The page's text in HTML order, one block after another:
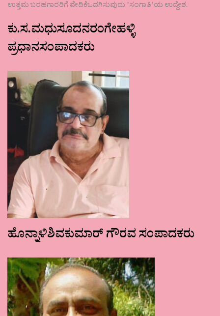
ಉತ್ತಮ ಬರಹಗಾರರಿಗೆ ವೇದಿಕೆಒದಗಿಸುವುದು ʼಸಂಗಾತಿʼಯ ಉದ್ದೇಶ.
ಕು.ಸ.ಮಧುಸೂದನರಂಗೇಹಳ್ಳಿ
ಪ್ರಧಾನಸಂಪಾದಕರು
ಹೊನ್ನಾಳಿಶಿವಕುಮಾರ್ ಗೌರವ ಸಂಪಾದಕರು